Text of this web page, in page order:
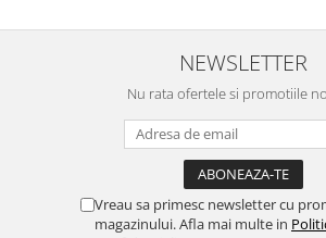
NEWSLETTER
Nu rata ofertele si promotiile
Vreau sa primesc newsletter cu
magazinului. Afla mai multe in